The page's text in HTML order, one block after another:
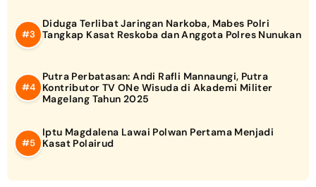
Diduga Terlibat Jaringan Narkoba, Mabes Polri
Tangkap Kasat Reskoba dan Anggota Polres Nunukan
Putra Perbatasan: Andi Rafli Mannaungi, Putra
Kontributor TV ONe Wisuda di Akademi Militer
Magelang Tahun 2025
Iptu Magdalena Lawai Polwan Pertama Menjadi
Kasat Polairud